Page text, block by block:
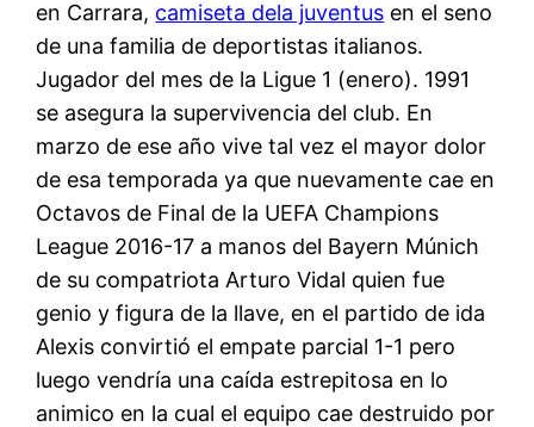
en Carrara, camiseta dela juventus en el seno
de una familia de deportistas italianos.
Jugador del mes de la Ligue 1 (enero). 1991
se asegura la supervivencia del club. En
marzo de ese año vive tal vez el mayor dolor
de esa temporada ya que nuevamente cae en
Octavos de Final de la UEFA Champions
League 2016-17 a manos del Bayern Múnich
de su compatriota Arturo Vidal quien fue
genio y figura de la llave, en el partido de ida
Alexis convirtió el empate parcial 1-1 pero
luego vendría una caída estrepitosa en lo
animico en la cual el equipo cae destruido por